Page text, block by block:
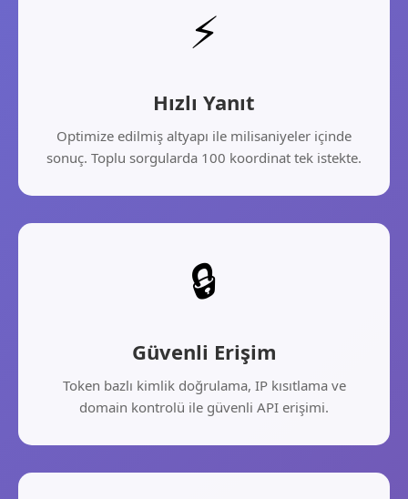
⚡
Hızlı Yanıt
Optimize edilmiş altyapı ile milisaniyeler içinde
sonuç. Toplu sorgularda 100 koordinat tek istekte.
🔒
Güvenli Erişim
Token bazlı kimlik doğrulama, IP kısıtlama ve
domain kontrolü ile güvenli API erişimi.